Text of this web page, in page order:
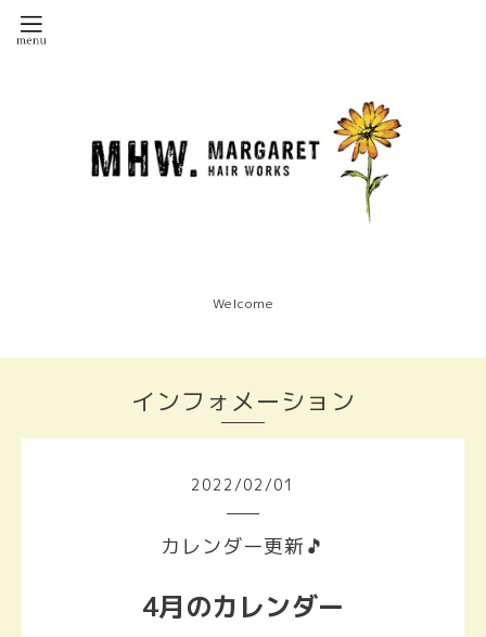
Welcome
インフォメーション
2022 /02 /01
カレンダー更新🎵
4月のカレンダー